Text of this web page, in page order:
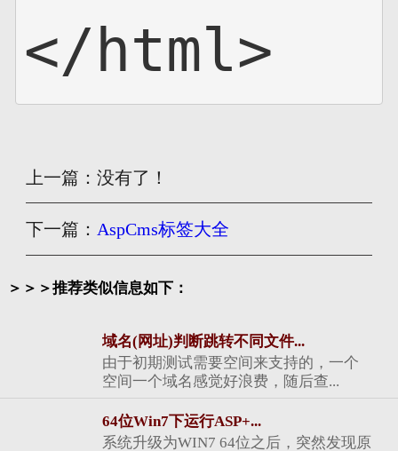
</html>
上一篇：没有了！
下一篇： AspCms标签大全
＞＞＞推荐类似信息如下：
域名(网址)判断跳转不同文件...
由于初期测试需要空间来支持的，一个
空间一个域名感觉好浪费，随后查...
64位Win7下运行ASP+...
系统升级为WIN7 64位之后，突然发现原